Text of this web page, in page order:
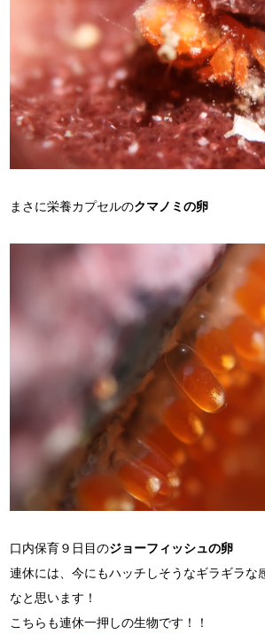
まさに栄養カプセルのクマノミの卵
口内保育９日目のジョーフィッシュの卵
連休には、今にもハッチしそうなギラギラな
なと思います！
こちらも連休一押しの生物です！！